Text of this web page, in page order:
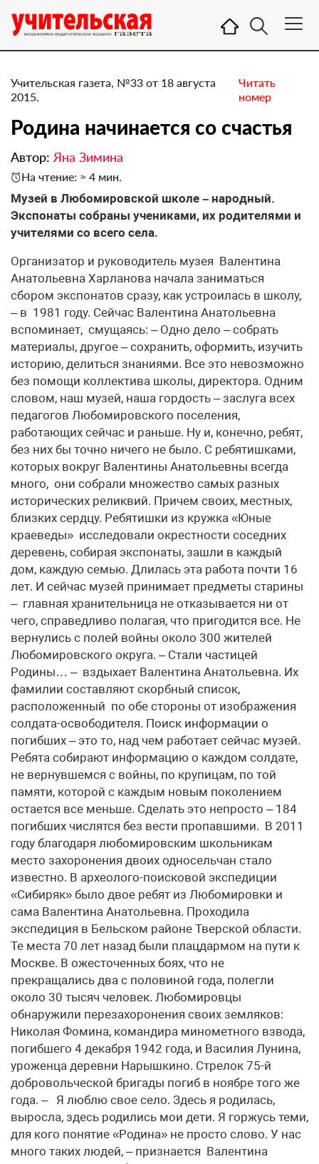
Учительская газета, №33 от 18 августа
2015.
Читать
номер
​Родина начинается со счастья
Автор: Яна Зимина
На чтение: ≈ 4 мин.
Музей в Любомировской школе – народный.
Экспонаты собраны учениками, их родителями и
учителями со всего села.
Организатор и руководитель музея Валентина
Анатольевна Харланова начала заниматься
сбором экспонатов сразу, как устроилась в школу,
– в 1981 году. Сейчас Валентина Анатольевна
вспоминает, смущаясь: – Одно дело – собрать
материалы, другое – сохранить, оформить, изучить
историю, делиться знаниями. Все это невозможно
без помощи коллектива школы, директора. Одним
словом, наш музей, наша гордость – заслуга всех
педагогов Любомировского поселения,
работающих сейчас и раньше. Ну и, конечно, ребят,
без них бы точно ничего не было. С ребятишками,
которых вокруг Валентины Анатольевны всегда
много, они собрали множество самых разных
исторических реликвий. Причем своих, местных,
близких сердцу. Ребятишки из кружка «Юные
краеведы» исследовали окрестности соседних
деревень, собирая экспонаты, зашли в каждый
дом, каждую семью. Длилась эта работа почти 16
лет. И сейчас музей принимает предметы старины
– главная хранительница не отказывается ни от
чего, справедливо полагая, что пригодится все. Не
вернулись с полей войны около 300 жителей
Любомировского округа. – Стали частицей
Родины… – вздыхает Валентина Анатольевна. Их
фамилии составляют скорбный список,
расположенный по обе стороны от изображения
солдата-освободителя. Поиск информации о
погибших – это то, над чем работает сейчас музей.
Ребята собирают информацию о каждом солдате,
не вернувшемся с войны, по крупицам, по той
памяти, которой с каждым новым поколением
остается все меньше. Сделать это непросто – 184
погибших числятся без вести пропавшими. В 2011
году благодаря любомировским школьникам
место захоронения двоих односельчан стало
известно. В археолого-поисковой экспедиции
«Сибиряк» было двое ребят из Любомировки и
сама Валентина Анатольевна. Проходила
экспедиция в Бельском районе Тверской области.
Те места 70 лет назад были плацдармом на пути к
Москве. В ожесточенных боях, что не
прекращались два с половиной года, полегли
около 30 тысяч человек. Любомировцы
обнаружили перезахоронения своих земляков:
Николая Фомина, командира минометного взвода,
погибшего 4 декабря 1942 года, и Василия Лунина,
уроженца деревни Нарышкино. Стрелок 75-й
добровольческой бригады погиб в ноябре того же
года. – Я люблю свое село. Здесь я родилась,
выросла, здесь родились мои дети. Я горжусь теми,
для кого понятие «Родина» не просто слово. У нас
много таких людей, – признается Валентина